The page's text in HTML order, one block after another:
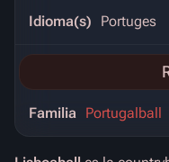
Idioma(s) Portuges
Familia Portugalball